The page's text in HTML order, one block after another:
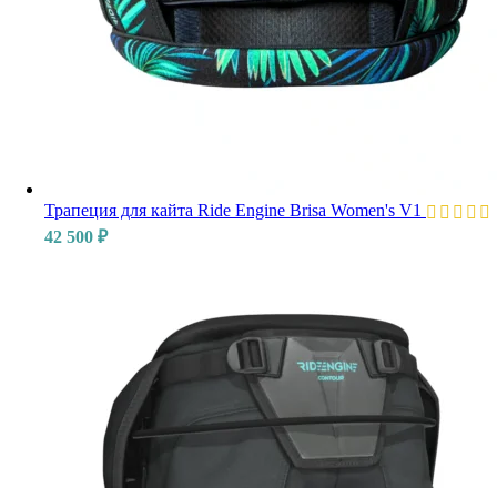
Трапеция для кайта Ride Engine Brisa Women's V1
42 500 ₽